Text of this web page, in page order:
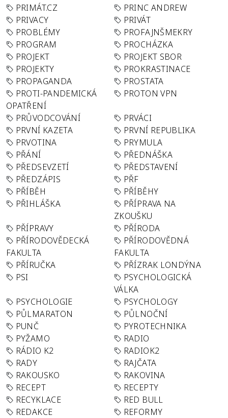
PRIMÁT.CZ
PRINC ANDREW
PRIVACY
PRIVÁT
PROBLÉMY
PROFAJNŠMEKRY
PROGRAM
PROCHÁZKA
PROJEKT
PROJEKT SBOR
PROJEKTY
PROKRASTINACE
PROPAGANDA
PROSTATA
PROTI-PANDEMICKÁ
OPATŘENÍ
PROTON VPN
PRŮVODCOVÁNÍ
PRVÁCI
PRVNÍ KAZETA
PRVNÍ REPUBLIKA
PRVOTINA
PRYMULA
PŘÁNÍ
PŘEDNÁŠKA
PŘEDSEVZETÍ
PŘEDSTAVENÍ
PŘEDZÁPIS
PŘF
PŘÍBĚH
PŘÍBĚHY
PŘIHLÁŠKA
PŘÍPRAVA NA
ZKOUŠKU
PŘÍPRAVY
PŘÍRODA
PŘÍRODOVĚDECKÁ
FAKULTA
PŘÍRODOVĚDNÁ
FAKULTA
PŘÍRUČKA
PŘÍZRAK LONDÝNA
PSI
PSYCHOLOGICKÁ
VÁLKA
PSYCHOLOGIE
PSYCHOLOGY
PŮLMARATON
PŮLNOČNÍ
PUNČ
PYROTECHNIKA
PYŽAMO
RADIO
RÁDIO K2
RADIOK2
RADY
RAJČATA
RAKOUSKO
RAKOVINA
RECEPT
RECEPTY
RECYKLACE
RED BULL
REDAKCE
REFORMY